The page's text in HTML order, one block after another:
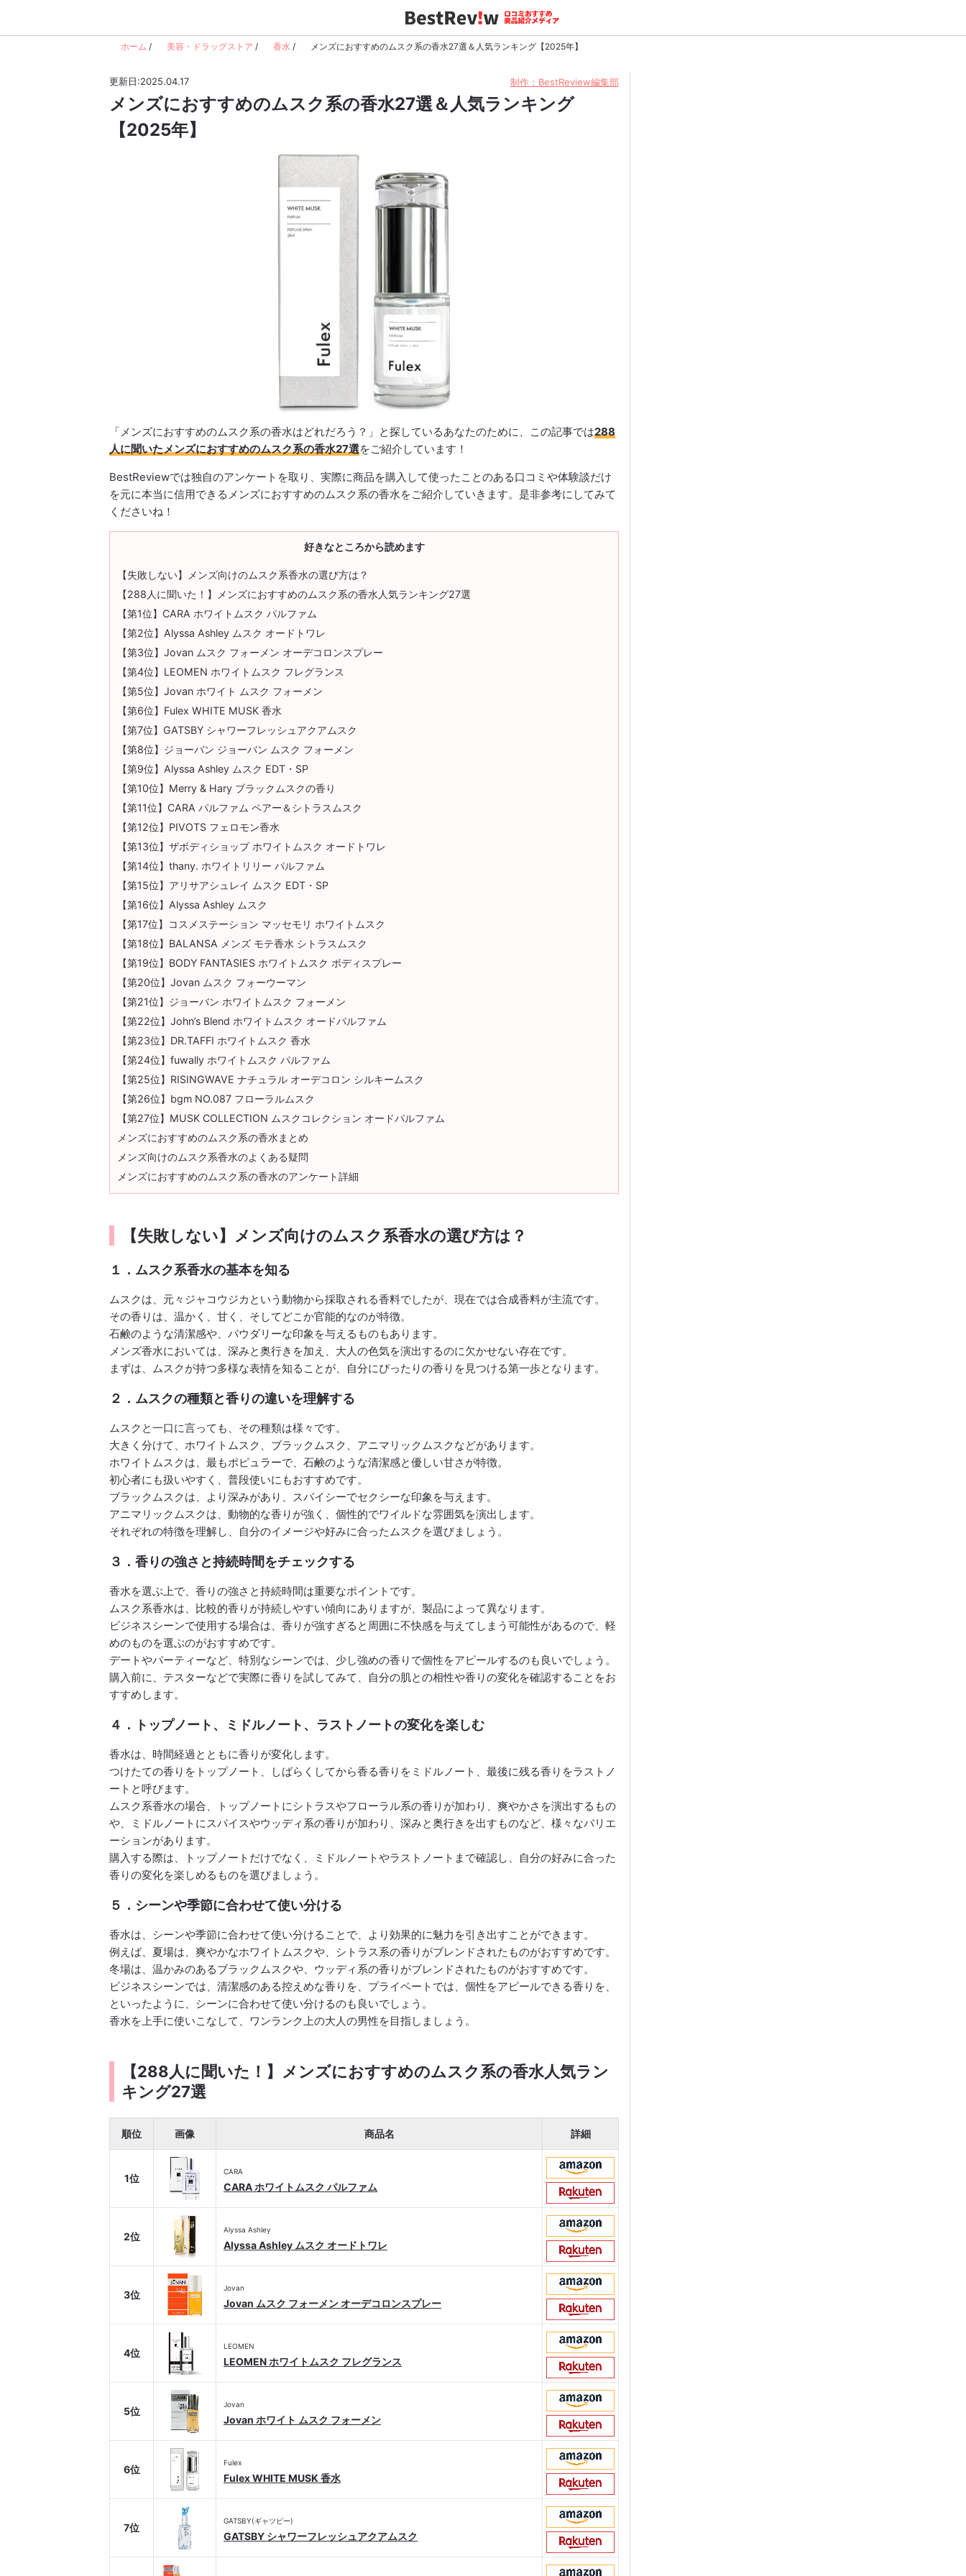
ホーム / 美容・ドラッグストア / 香水 / メンズにおすすめのムスク系の香水27選＆人気ランキング【2025年】
更新日:2025.04.17 制作：BestReview編集部
メンズにおすすめのムスク系の香水27選＆人気ランキング
【2025年】
「メンズにおすすめのムスク系の香水はどれだろう？」と探しているあなたのために、この記事では288
人に聞いたメンズにおすすめのムスク系の香水27選をご紹介しています！
BestReviewでは独自のアンケートを取り、実際に商品を購入して使ったことのある口コミや体験談だけ
を元に本当に信用できるメンズにおすすめのムスク系の香水をご紹介していきます。是非参考にしてみて
くださいね！
好きなところから読めます
【失敗しない】メンズ向けのムスク系香水の選び方は？
【288人に聞いた！】メンズにおすすめのムスク系の香水人気ランキング27選
【第1位】CARA ホワイトムスク パルファム
【第2位】Alyssa Ashley ムスク オードトワレ
【第3位】Jovan ムスク フォーメン オーデコロンスプレー
【第4位】LEOMEN ホワイトムスク フレグランス
【第5位】Jovan ホワイト ムスク フォーメン
【第6位】Fulex WHITE MUSK 香水
【第7位】GATSBY シャワーフレッシュアクアムスク
【第8位】ジョーバン ジョーバン ムスク フォーメン
【第9位】Alyssa Ashley ムスク EDT・SP
【第10位】Merry & Hary ブラックムスクの香り
【第11位】CARA パルファム ペアー＆シトラスムスク
【第12位】PIVOTS フェロモン香水
【第13位】ザボディショップ ホワイトムスク オードトワレ
【第14位】thany. ホワイトリリー パルファム
【第15位】アリサアシュレイ ムスク EDT・SP
【第16位】Alyssa Ashley ムスク
【第17位】コスメステーション マッセモリ ホワイトムスク
【第18位】BALANSA メンズ モテ香水 シトラスムスク
【第19位】BODY FANTASIES ホワイトムスク ボディスプレー
【第20位】Jovan ムスク フォーウーマン
【第21位】ジョーバン ホワイトムスク フォーメン
【第22位】John’s Blend ホワイトムスク オードパルファム
【第23位】DR.TAFFI ホワイトムスク 香水
【第24位】fuwally ホワイトムスク パルファム
【第25位】RISINGWAVE ナチュラル オーデコロン シルキームスク
【第26位】bgm NO.087 フローラルムスク
【第27位】MUSK COLLECTION ムスクコレクション オードパルファム
メンズにおすすめのムスク系の香水まとめ
メンズ向けのムスク系香水のよくある疑問
メンズにおすすめのムスク系の香水のアンケート詳細
【失敗しない】メンズ向けのムスク系香水の選び方は？
１．ムスク系香水の基本を知る
ムスクは、元々ジャコウジカという動物から採取される香料でしたが、現在では合成香料が主流です。
その香りは、温かく、甘く、そしてどこか官能的なのが特徴。
石鹸のような清潔感や、パウダリーな印象を与えるものもあります。
メンズ香水においては、深みと奥行きを加え、大人の色気を演出するのに欠かせない存在です。
まずは、ムスクが持つ多様な表情を知ることが、自分にぴったりの香りを見つける第一歩となります。
２．ムスクの種類と香りの違いを理解する
ムスクと一口に言っても、その種類は様々です。
大きく分けて、ホワイトムスク、ブラックムスク、アニマリックムスクなどがあります。
ホワイトムスクは、最もポピュラーで、石鹸のような清潔感と優しい甘さが特徴。
初心者にも扱いやすく、普段使いにもおすすめです。
ブラックムスクは、より深みがあり、スパイシーでセクシーな印象を与えます。
アニマリックムスクは、動物的な香りが強く、個性的でワイルドな雰囲気を演出します。
それぞれの特徴を理解し、自分のイメージや好みに合ったムスクを選びましょう。
３．香りの強さと持続時間をチェックする
香水を選ぶ上で、香りの強さと持続時間は重要なポイントです。
ムスク系香水は、比較的香りが持続しやすい傾向にありますが、製品によって異なります。
ビジネスシーンで使用する場合は、香りが強すぎると周囲に不快感を与えてしまう可能性があるので、軽
めのものを選ぶのがおすすめです。
デートやパーティーなど、特別なシーンでは、少し強めの香りで個性をアピールするのも良いでしょう。
購入前に、テスターなどで実際に香りを試してみて、自分の肌との相性や香りの変化を確認することをお
すすめします。
４．トップノート、ミドルノート、ラストノートの変化を楽しむ
香水は、時間経過とともに香りが変化します。
つけたての香りをトップノート、しばらくしてから香る香りをミドルノート、最後に残る香りをラストノ
ートと呼びます。
ムスク系香水の場合、トップノートにシトラスやフローラル系の香りが加わり、爽やかさを演出するもの
や、ミドルノートにスパイスやウッディ系の香りが加わり、深みと奥行きを出すものなど、様々なバリエ
ーションがあります。
購入する際は、トップノートだけでなく、ミドルノートやラストノートまで確認し、自分の好みに合った
香りの変化を楽しめるものを選びましょう。
５．シーンや季節に合わせて使い分ける
香水は、シーンや季節に合わせて使い分けることで、より効果的に魅力を引き出すことができます。
例えば、夏場は、爽やかなホワイトムスクや、シトラス系の香りがブレンドされたものがおすすめです。
冬場は、温かみのあるブラックムスクや、ウッディ系の香りがブレンドされたものがおすすめです。
ビジネスシーンでは、清潔感のある控えめな香りを、プライベートでは、個性をアピールできる香りを、
といったように、シーンに合わせて使い分けるのも良いでしょう。
香水を上手に使いこなして、ワンランク上の大人の男性を目指しましょう。
【288人に聞いた！】メンズにおすすめのムスク系の香水人気ラン
キング27選
順位 画像 商品名 詳細
1位
CARA
CARA ホワイトムスク パルファム
2位
Alyssa Ashley
Alyssa Ashley ムスク オードトワレ
3位
Jovan
Jovan ムスク フォーメン オーデコロンスプレー
4位
LEOMEN
LEOMEN ホワイトムスク フレグランス
5位
Jovan
Jovan ホワイト ムスク フォーメン
6位
Fulex
Fulex WHITE MUSK 香水
7位
GATSBY(ギャツビー)
GATSBY シャワーフレッシュアクアムスク